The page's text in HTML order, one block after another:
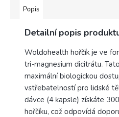
Popis
Detailní popis
Woldohealth hořčík je ve
tri-magnesium dicitrátu.
maximální biologickou
vstřebatelností pro lidské
dávce (4 kapsle) získáte
hořčíku, což odpovídá